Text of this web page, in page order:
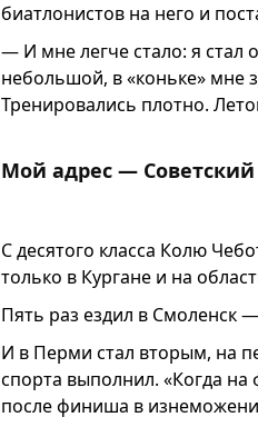
биатлонистов на него и
— И мне легче стало: я стал
небольшой, в «коньке» мне
Тренировались плотно.
Мой адрес —
С десятого класса Колю
только в Кургане и на
Пять раз ездил в Смоленск
И в Перми стал вторым, на
спорта выполнил. «Когда
после финиша в